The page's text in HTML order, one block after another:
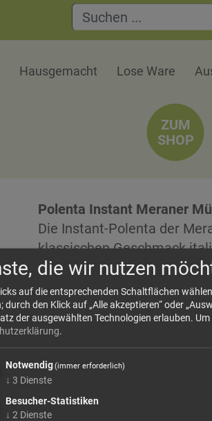
Hausgemacht Lose Ware
ZUM
SHOP
Polenta Instant Meraner
Die Instant-Polenta der
klassischen Geschmack
eignet sich besonders gut
damit eine vielseitige
mehr Infos +
Größe: 500 g
die wir nutzen
auf die entsprechenden Schaltflächen
durch den Klick auf „Alle akzeptieren“ oder
der ausgewählten Technologien erlauben.
.
Notwendig(immer erforderlich)
↓ 3 Dienste
Besucher-Statistiken
↓ 2 Dienste